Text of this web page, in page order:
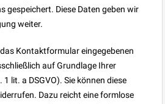
gespeichert. Diese Daten geben wir
weiter.
Kontaktformular eingegebenen
auf Grundlage Ihrer
lit. a DSGVO). Sie können diese
Dazu reicht eine formlose